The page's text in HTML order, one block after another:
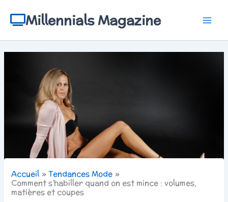
contenuMillennials Magazine
Accueil
Tendances Mode
Comment s’habiller quand on est mince : volumes,
matières et coupes